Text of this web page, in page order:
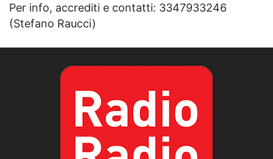
Per info, accrediti e contatti: 3347933246
(Stefano Raucci)